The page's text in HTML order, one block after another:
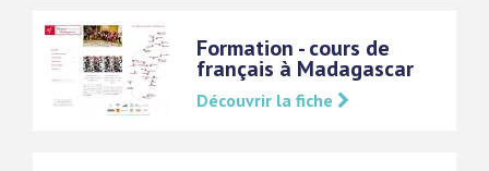
Formation - cours de
français à Madagascar
Découvrir la fiche